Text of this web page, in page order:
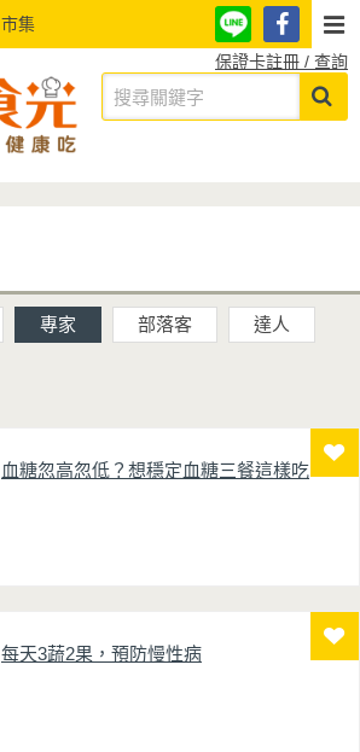
市集
保證卡註冊 / 查詢
專家 部落客 達人
血糖忽高忽低？想穩定血糖三餐這樣吃
每天3蔬2果，預防慢性病